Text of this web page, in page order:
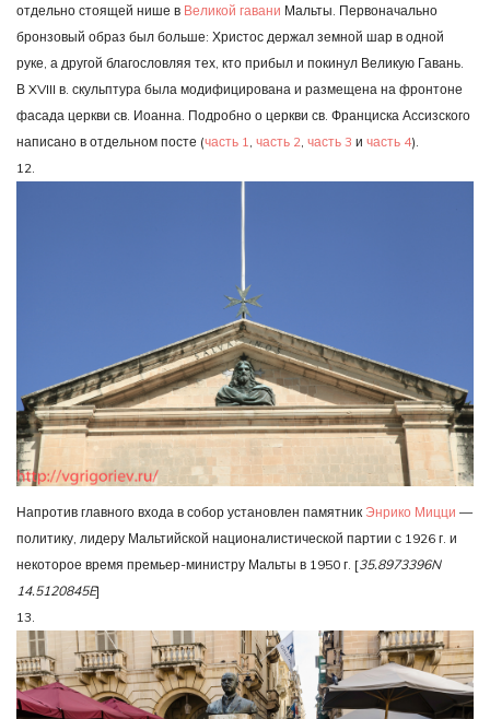
отдельно стоящей нише в Великой гавани Мальты. Первоначально
бронзовый образ был больше: Христос держал земной шар в одной
руке, а другой благословляя тех, кто прибыл и покинул Великую Гавань.
В XVIII в. скульптура была модифицирована и размещена на фронтоне
фасада церкви св. Иоанна. Подробно о церкви св. Франциска Ассизского
написано в отдельном посте (часть 1 часть 2 часть 3 и часть 4).
12.
Напротив главного входа в собор установлен памятник Энрико Мицци —
политику, лидеру Мальтийской националистической партии с 1926 г. и
некоторое время премьер-министру Мальты в 1950 г. [35.8973396N
14.5120845E]
13.